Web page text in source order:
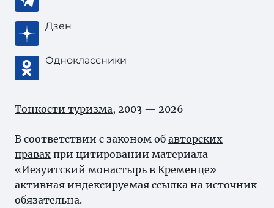
Дзен
Одноклассники
Тонкости туризма, 2003 — 2026
В соответствии с законом об авторских
правах при цитировании материала
«Иезуитский монастырь в Кременце»
активная индексируемая ссылка на источник
обязательна.